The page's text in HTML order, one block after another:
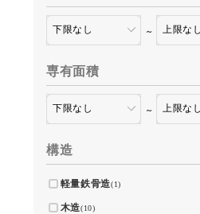
～
専有面積
～
構造
軽量鉄骨造(1)
木造(10)